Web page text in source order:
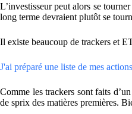
L’investisseur peut alors se
long terme devraient plutôt se
Il existe beaucoup de trackers et
J'ai préparé une liste de mes
Comme les trackers sont faits
de sprix des matières premières.